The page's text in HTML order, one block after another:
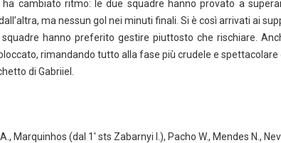
ha cambiato ritmo: le due squadre hanno provato a
ma nessun gol nei minuti finali. Si è così arrivati ai
hanno preferito gestire piuttosto che rischiare.
rimandando tutto alla fase più crudele e spettacolare
di Gabriiel.
Marquinhos (dal 1′ sts Zabarnyi I.), Pacho W., Mendes N.,